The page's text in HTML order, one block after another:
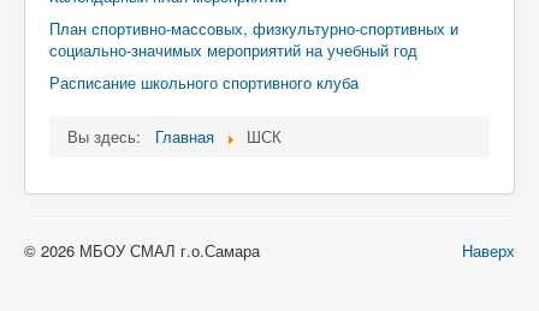
План спортивно-массовых, физкультурно-спортивных и
социально-значимых мероприятий на учебный год
Расписание школьного спортивного клуба
Вы здесь: Главная ШСК
Наверх
© 2026 МБОУ СМАЛ г.о.Самара